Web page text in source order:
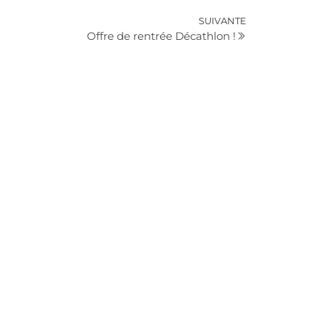
SUIVANTE
Offre de rentrée Décathlon !